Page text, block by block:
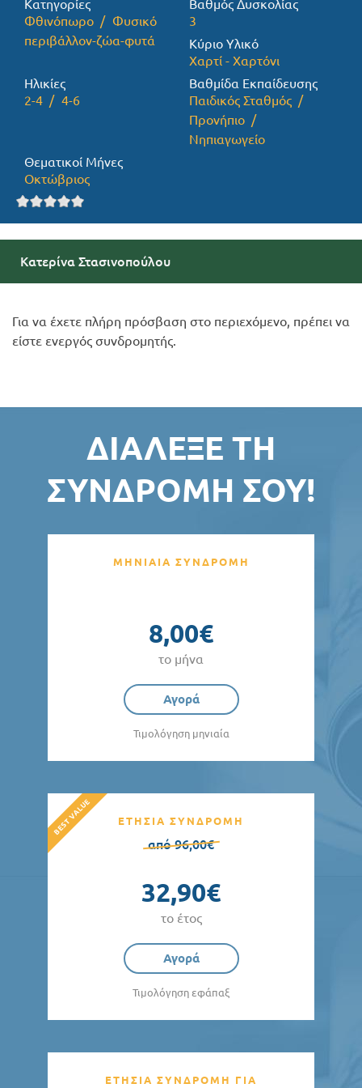
Προσφορές
Κατηγορίες
Φθινόπωρο
Φυσικό
περιβάλλον-ζώα-φυτά
Βαθμός Δυσκολίας
3
Κύριο Υλικό
Χαρτί - Χαρτόνι
Ηλικίες
2-4
4-6
Βαθμίδα Εκπαίδευσης
Παιδικός Σταθμός
Προνήπιο
Νηπιαγωγείο
Θεματικοί Μήνες
Οκτώβριος
Κατερίνα Στασινοπούλου
Για να έχετε πλήρη πρόσβαση στο περιεχόμενο, πρέπει να
είστε ενεργός συνδρομητής.
ΔΙΆΛΕΞΕ ΤΗ
ΣΥΝΔΡΟΜΉ ΣΟΥ!
ΜΗΝΙΑΙΑ ΣΥΝΔΡΟΜΗ
8,00€
το μήνα
Αγορά
Τιμολόγηση μηνιαία
ΕΤΗΣΙΑ ΣΥΝΔΡΟΜΗ
από 96,00€
32,90€
το έτος
Αγορά
Τιμολόγηση εφάπαξ
ΕΤΗΣΙΑ ΣΥΝΔΡΟΜΗ ΓΙΑ